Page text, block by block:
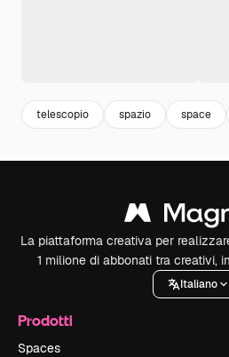
telescopio spazio space
La piattaforma creativa per
1 milione di abbonati tra creativi,
Italiano
Prodotti
Spaces